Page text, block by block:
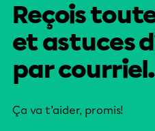
Reçois
et astuces
par courriel.
Ça va t’aider, promis!